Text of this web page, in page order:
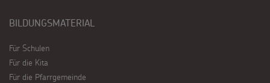
BILDUNGSMATERIAL
Für Schulen
Für die Kita
Für die Pfarrgemeinde